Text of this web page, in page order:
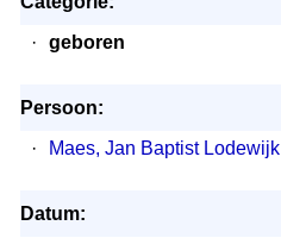
·
geboren
Persoon:
·
Maes, Jan Baptist Lodewijk
Datum: